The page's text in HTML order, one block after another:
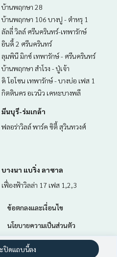
บ้านพฤกษา 28
บ้านพฤกษา 106 บางปู - ตำหรุ 1
ลัลลี่ วิลล์ ศรีนครินทร์-เทพารักษ์
อินดี้ 2 ศรีนครินทร์
ลุมพินี มิกซ์ เทพารักษ์ - ศรีนครินทร์
บ้านพฤกษา สำโรง - ปู่เจ้า
ดิ โอโซน เทพารักษ์ - บางบ่อ เฟส 1
กิตตินคร อเวนิว เคหะบางพลี
มีนบุรี-ร่มเกล้า
ฟลอร่าวิลล์ พาร์ค ซิตี้ สุวินทวงศ์
บางนา แบริ่ง ลาซาล
เฟื่องฟ้าวิลล่า 17 เฟส 1,2,3
ข้อตกลงและเงื่อนไข
นโยบายความเป็นส่วนตัว
เกี่ยวกับเรา
ปิดแถบนี้ลง